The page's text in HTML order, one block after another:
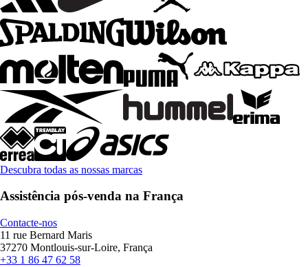
Descubra todas as nossas marcas
Assistência pós-venda na França
Contacte-nos
11 rue Bernard Maris
37270 Montlouis-sur-Loire, França
+33 1 86 47 62 58